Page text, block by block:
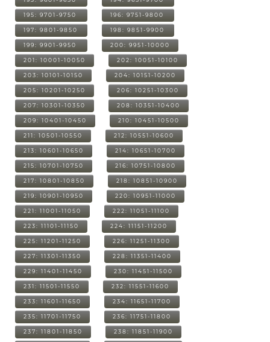
195: 9701-9750 196: 9751-9800
197: 9801-9850 198: 9851-9900
199: 9901-9950 200: 9951-10000
201: 10001-10050 202: 10051-10100
203: 10101-10150 204: 10151-10200
205: 10201-10250 206: 10251-10300
207: 10301-10350 208: 10351-10400
209: 10401-10450 210: 10451-10500
211: 10501-10550 212: 10551-10600
213: 10601-10650 214: 10651-10700
215: 10701-10750 216: 10751-10800
217: 10801-10850 218: 10851-10900
219: 10901-10950 220: 10951-11000
221: 11001-11050 222: 11051-11100
223: 11101-11150 224: 11151-11200
225: 11201-11250 226: 11251-11300
227: 11301-11350 228: 11351-11400
229: 11401-11450 230: 11451-11500
231: 11501-11550 232: 11551-11600
233: 11601-11650 234: 11651-11700
235: 11701-11750 236: 11751-11800
237: 11801-11850 238: 11851-11900